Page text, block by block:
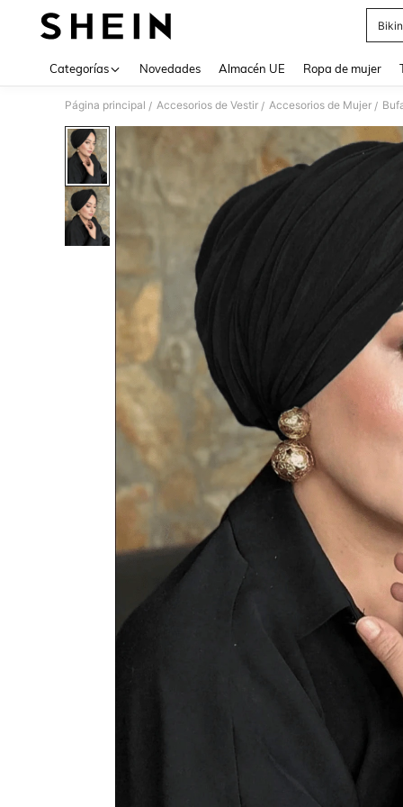
Categorías Novedades Almacén UE Ropa de mujer
Página principal / Accesorios de Vestir / Accesorios de Mujer /